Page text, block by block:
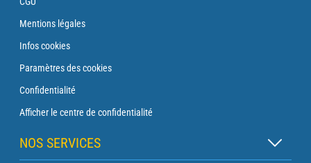
Mentions légales
Infos cookies
Paramètres des cookies
Confidentialité
Afficher le centre de confidentialité
NOS SERVICES